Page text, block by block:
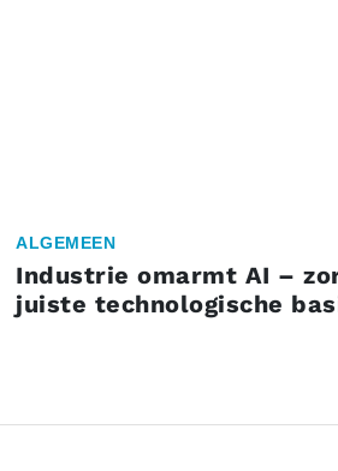
ALGEMEEN
Industrie omarmt AI –
juiste technologische